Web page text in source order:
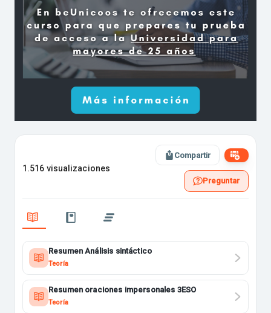
1.516 visualizaciones
Compartir
Preguntar
Resumen Análisis sintáctico
Teoría
Resumen oraciones impersonales 3ESO
Teoría